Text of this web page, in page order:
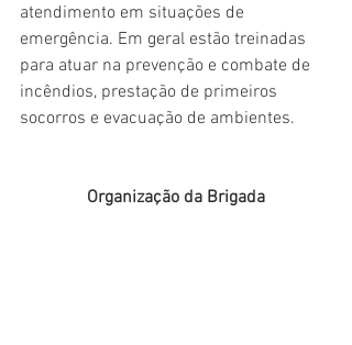
atendimento em situações de
emergência. Em geral estão treinadas
para atuar na prevenção e combate de
incêndios, prestação de primeiros
socorros e evacuação de ambientes.
Organização da Brigada